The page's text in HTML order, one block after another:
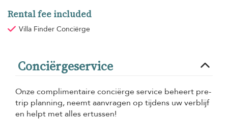
Rental fee included
Villa Finder Conciërge
Conciërgeservice
Onze complimentaire conciërge service beheert pre-
trip planning, neemt aanvragen op tijdens uw verblijf
en helpt met alles ertussen!